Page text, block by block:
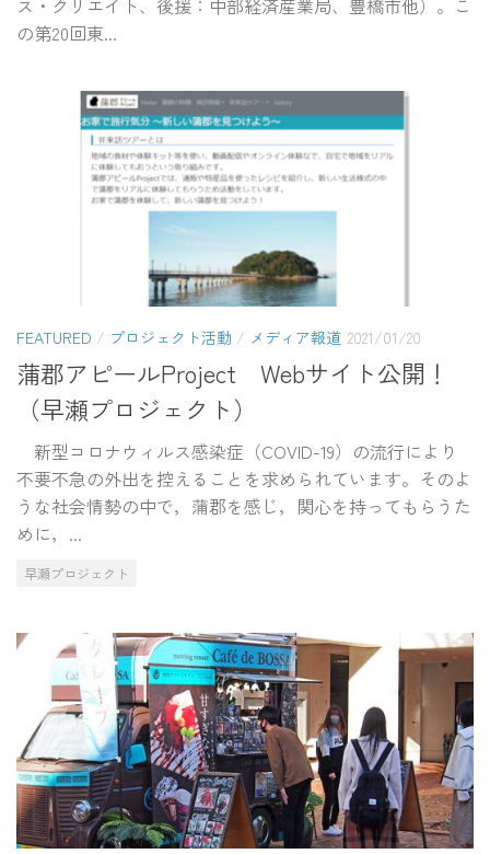
ス・クリエイト、後援：中部経済産業局、豊橋市他）。こ
の第20回東...
FEATURED / プロジェクト活動 / メディア報道 2021/01/20
蒲郡アピールProject Webサイト公開！
（早瀬プロジェクト）
新型コロナウィルス感染症（COVID-19）の流行により
不要不急の外出を控えることを求められています。そのよ
うな社会情勢の中で，蒲郡を感じ，関心を持ってもらうた
めに，...
早瀬プロジェクト